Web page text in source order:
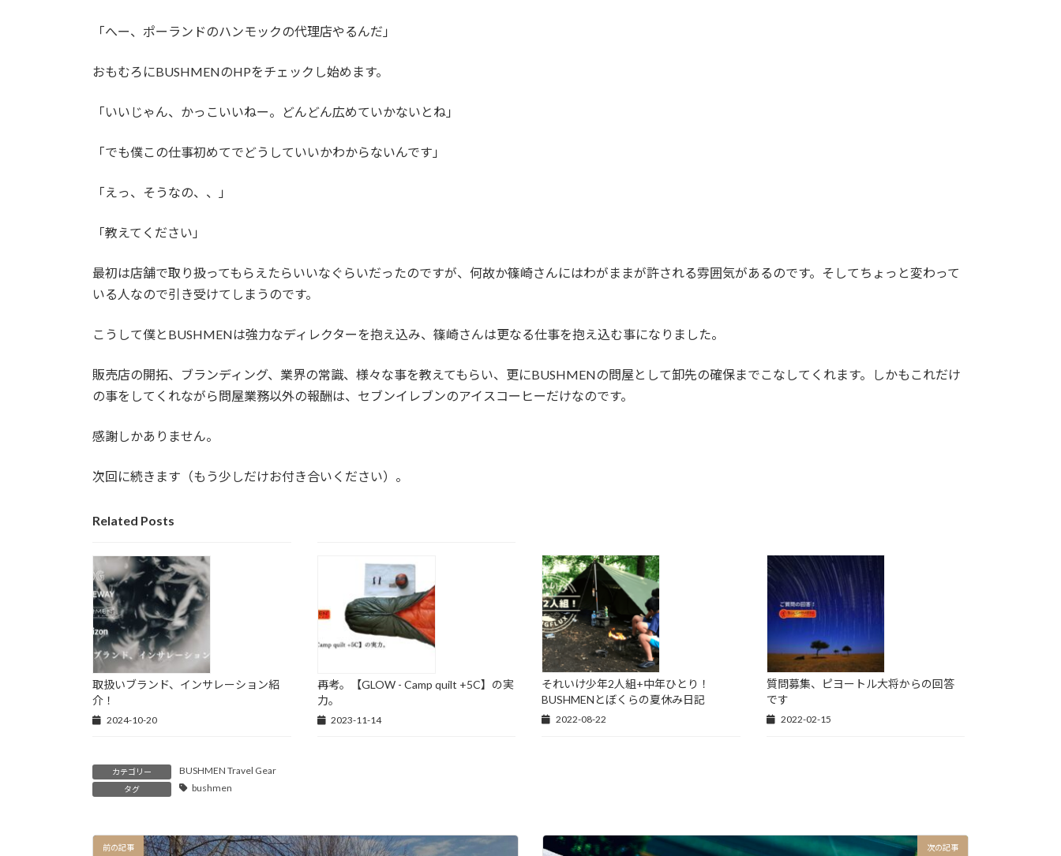
「へー、ポーランドのハンモックの代理店やるんだ」
おもむろにBUSHMENのHPをチェックし始めます。
「いいじゃん、かっこいいねー。どんどん広めていかないとね」
「でも僕この仕事初めてでどうしていいかわからないんです」
「えっ、そうなの、、」
「教えてください」
最初は店舗で取り扱ってもらえたらいいなぐらいだったのですが、何故か篠崎さんにはわがままが許される雰囲気があるのです。そしてちょっと変わって
いる人なので引き受けてしまうのです。
こうして僕とBUSHMENは強力なディレクターを抱え込み、篠崎さんは更なる仕事を抱え込む事になりました。
販売店の開拓、ブランディング、業界の常識、様々な事を教えてもらい、更にBUSHMENの問屋として卸先の確保までこなしてくれます。しかもこれだけ
の事をしてくれながら問屋業務以外の報酬は、セブンイレブンのアイスコーヒーだけなのです。
感謝しかありません。
次回に続きます（もう少しだけお付き合いください）。
Related Posts
取扱いブランド、インサレーション紹
介！
2024-10-20
再考。【GLOW - Camp quilt +5C】の実
力。
2023-11-14
それいけ少年2人組+中年ひとり！
BUSHMENとぼくらの夏休み日記
2022-08-22
質問募集、ピヨートル大将からの回答
です
2022-02-15
カテゴリー BUSHMEN Travel Gear
タグ bushmen
前の記事 次の記事